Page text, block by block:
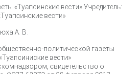
«Туапсинские вести» Учредитель:
вести»
А. В.
политической газеты
вести»
свидетельство о